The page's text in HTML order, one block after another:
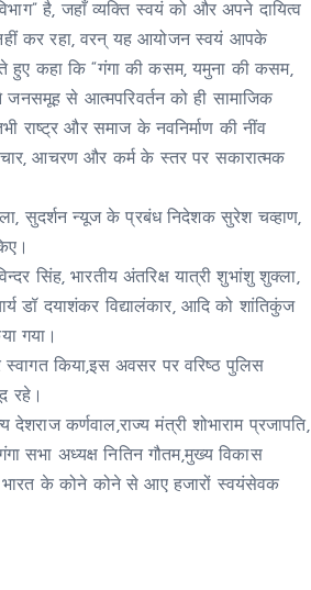
है, जहाँ व्यक्ति स्वयं को और अपने दायित्व
नहीं कर रहा, वरन् यह आयोजन स्वयं आपके
हुए कहा कि “गंगा की कसम, यमुना की कसम,
से आत्मपरिवर्तन को ही सामाजिक
राष्ट्र और समाज के नवनिर्माण की नींव
आचरण और कर्म के स्तर पर सकारात्मक
सुदर्शन न्यूज के प्रबंध निदेशक सुरेश चव्हाण,
सिंह, भारतीय अंतरिक्ष यात्री शुभांशु शुक्ला,
डॉ दयाशंकर विद्यालंकार, आदि को शांतिकुंज
गया।
किया,इस अवसर पर वरिष्ठ पुलिस
रहे।
देशराज कर्णवाल,राज्य मंत्री शोभाराम प्रजापति,
सभा अध्यक्ष नितिन गौतम,मुख्य विकास
भारत के कोने कोने से आए हजारों स्वयंसेवक